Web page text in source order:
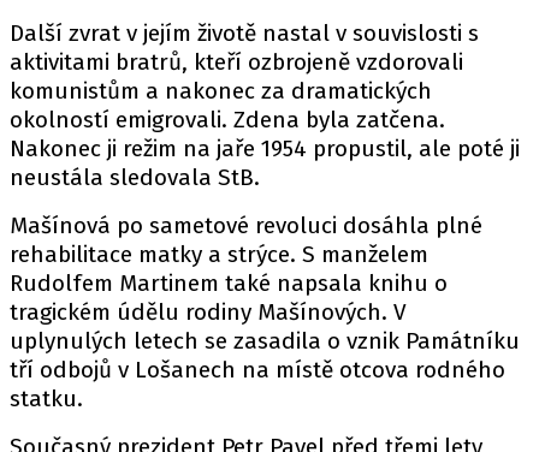
Další zvrat v jejím životě nastal v souvislosti s
aktivitami bratrů, kteří ozbrojeně vzdorovali
komunistům a nakonec za dramatických
okolností emigrovali. Zdena byla zatčena.
Nakonec ji režim na jaře 1954 propustil, ale poté ji
neustála sledovala StB.
Mašínová po sametové revoluci dosáhla plné
rehabilitace matky a strýce. S manželem
Rudolfem Martinem také napsala knihu o
tragickém údělu rodiny Mašínových. V
uplynulých letech se zasadila o vznik Památníku
tří odbojů v Lošanech na místě otcova rodného
statku.